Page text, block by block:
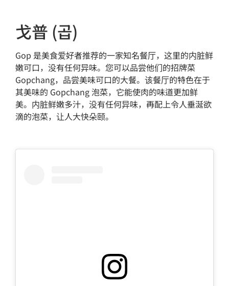
戈普 (곱)
Gop 是美食爱好者推荐的一家知名餐厅，这里的内脏鲜
嫩可口，没有任何异味。您可以品尝他们的招牌菜
Gopchang，品尝美味可口的大餐。该餐厅的特色在于
其美味的 Gopchang 泡菜，它能使肉的味道更加鲜
美。内脏鲜嫩多汁，没有任何异味，再配上令人垂涎欲
滴的泡菜，让人大快朵颐。